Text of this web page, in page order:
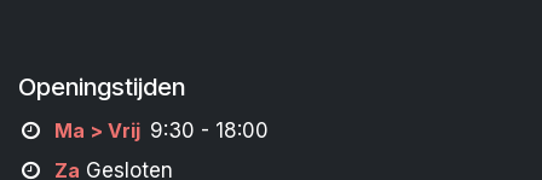
Openingstijden
Ma > Vrij 9:30 - 18:00
Za Gesloten